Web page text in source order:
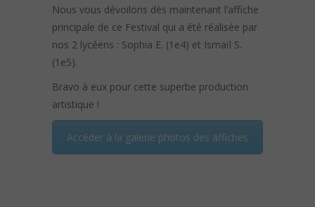
Nous vous dévoilons dès maintenant l’affiche
principale de ce Festival qui a été réalisée par
nos 2 lycéens : Sophia E. (1e4) et Ismaïl S.
(1e5).
Bravo à eux pour cette superbe production
artistique !
Accéder à la galerie photos des affiches